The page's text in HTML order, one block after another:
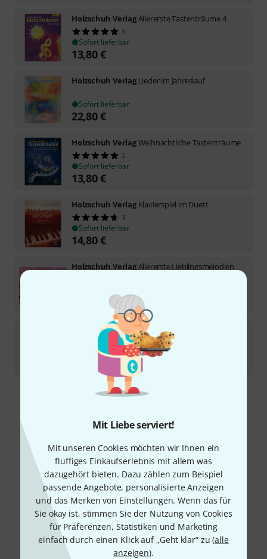
Mit Liebe serviert!
Mit unseren Cookies möchten wir Ihnen ein
fluffiges Einkaufserlebnis mit allem was
dazugehört bieten. Dazu zählen zum Beispiel
passende Angebote, personalisierte Anzeigen
und das Merken von Einstellungen. Wenn das für
Sie okay ist, stimmen Sie der Nutzung von Cookies
für Präferenzen, Statistiken und Marketing
einfach durch einen Klick auf „Geht klar“ zu (alle
anzeigen).
Holzschuh VerlagAllererste Tastenträume 4
1
Sofort lieferbar
13,80€
Holzschuh Verlag Lieder im Jahreslauf
Sofort lieferbar
22,80€
Holzschuh VerlagWeihnachtliche Tastenträume
2
Sofort lieferbar
13,80€
Holzschuh Verlag Klavierspiel im Duett
3
Sofort lieferbar
14,80€
Holzschuh VerlagAllererste Lieblingsmelodien
Holzschuh VerlagVierhändige Weihnachtslieder
1
Sofort lieferbar
Gefällt Ihnen, was Sie sehen?
Teilen Hilfe & Feedback